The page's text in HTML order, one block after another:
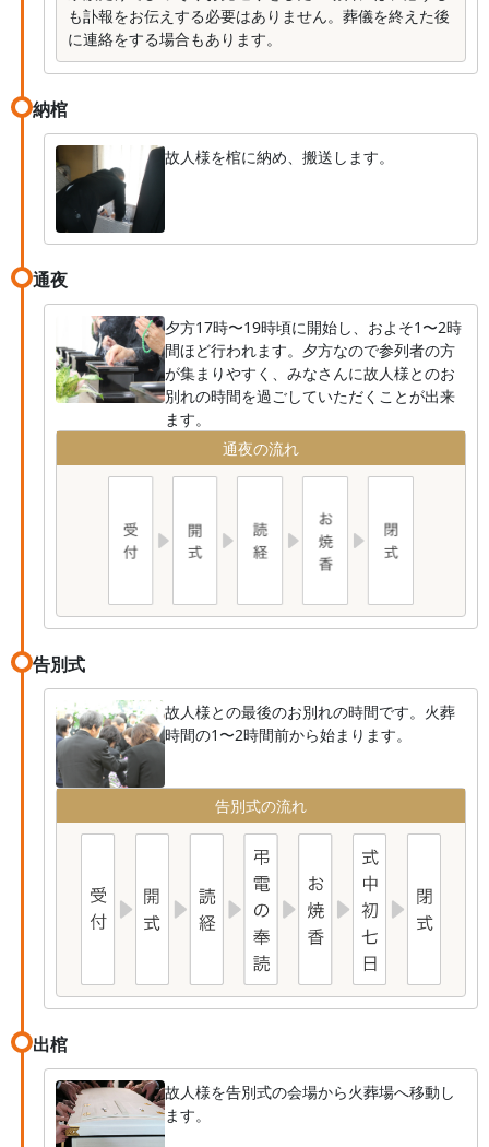
も訃報をお伝えする必要はありません。葬儀を終えた後
に連絡をする場合もあります。
納棺
故人様を棺に納め、搬送します。
通夜
夕方17時〜19時頃に開始し、およそ1〜2時
間ほど行われます。夕方なので参列者の方
が集まりやすく、みなさんに故人様とのお
別れの時間を過ごしていただくことが出来
ます。
通夜の流れ
告別式
故人様との最後のお別れの時間です。火葬
時間の1〜2時間前から始まります。
告別式の流れ
出棺
故人様を告別式の会場から火葬場へ移動し
ます。